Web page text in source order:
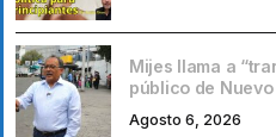
Mijes llama a
público de Nuevo
Agosto 6, 2026